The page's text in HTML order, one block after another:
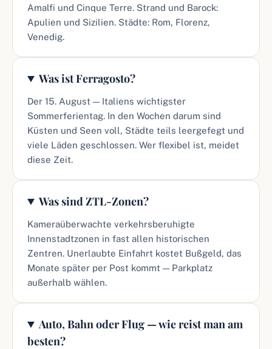
Amalfi und Cinque Terre. Strand und Barock:
Apulien und Sizilien. Städte: Rom, Florenz,
Venedig.
Was ist Ferragosto?
Der 15. August — Italiens wichtigster
Sommerferientag. In den Wochen darum sind
Küsten und Seen voll, Städte teils leergefegt und
viele Läden geschlossen. Wer flexibel ist, meidet
diese Zeit.
Was sind ZTL-Zonen?
Kameraüberwachte verkehrsberuhigte
Innenstadtzonen in fast allen historischen
Zentren. Unerlaubte Einfahrt kostet Bußgeld, das
Monate später per Post kommt — Parkplatz
außerhalb wählen.
Auto, Bahn oder Flug — wie reist man am
besten?